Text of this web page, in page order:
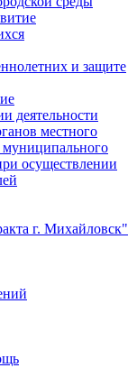
и защите
деятельности
местного
осуществлении
г. Михайловск"